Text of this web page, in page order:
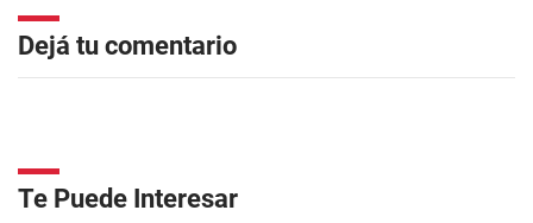
Dejá tu comentario
Te Puede Interesar